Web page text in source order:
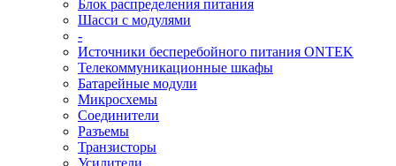
Блок распределения питания
Шасси с модулями
-
Источники бесперебойного питания ONTEK
Телекоммуникационные шкафы
Батарейные модули
Микросхемы
Соединители
Разъемы
Транзисторы